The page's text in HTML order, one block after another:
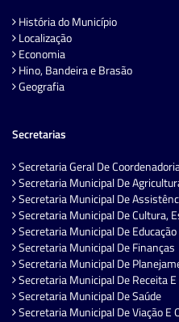
História do Município
Localização
Economia
Hino, Bandeira e Brasão
Geografia
Secretarias
Secretaria Geral De
Secretaria Municipal De
Secretaria Municipal De
Secretaria Municipal De Cultura,
Secretaria Municipal De Educação
Secretaria Municipal De Finanças
Secretaria Municipal De
Secretaria Municipal De Receita
Secretaria Municipal De Saúde
Secretaria Municipal De Viação E